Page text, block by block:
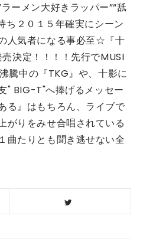
ーメン大好きラッパー”“舐
ち２０１５年確実にシーン
人気者になる事必至☆『十
決定！！！！先行でMUSI
騰中の『TKG』や、十影に
" BIG-T"へ捧げるメッセー
る』はもちろん、ライブで
がりをみせ合唱されている
曲たりとも聞き逃せない全